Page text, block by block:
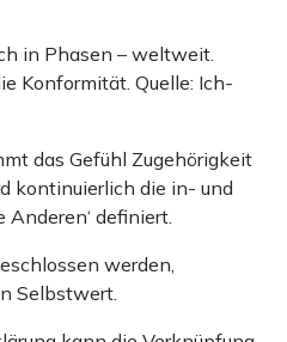
in Phasen – weltweit.
Konformität. Quelle: Ich-
das Gefühl Zugehörigkeit
kontinuierlich die in- und
Anderen‘ definiert.
werden,
Selbstwert.